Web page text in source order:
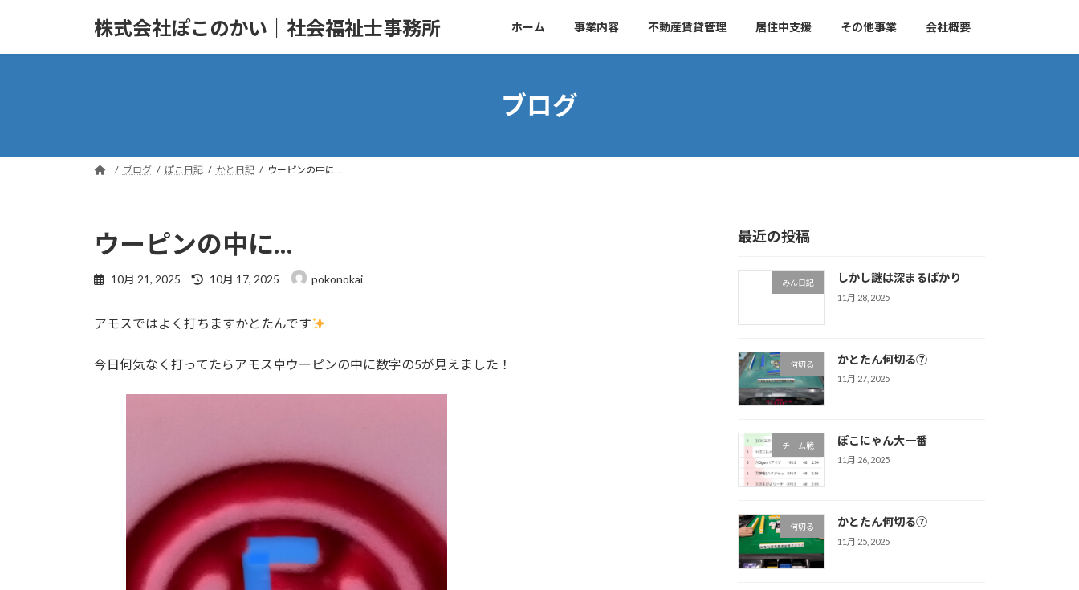
株式会社ぽこのかい｜社会福祉士事務所 ホーム 事業内容 不動産賃貸管理 居住中支援 その他事業 会社概要
ブログ
ブログ ぽこ日記 かと日記 ウーピンの中に…
ウーピンの中に…
10月 21, 2025
最
新
時
:
10月 17, 2025 pokonokai
アモスではよく打ちますかとたんです
今日何気なく打ってたらアモス卓ウーピンの中に数字の5が見えました！
最近の投稿
みん日記 しかし謎は深まるばかり
11月 28, 2025
何切る かとたん何切る⑦
11月 27, 2025
チーム戦 ぽこにゃん大一番
11月 26, 2025
何切る かとたん何切る⑦
11月 25, 2025